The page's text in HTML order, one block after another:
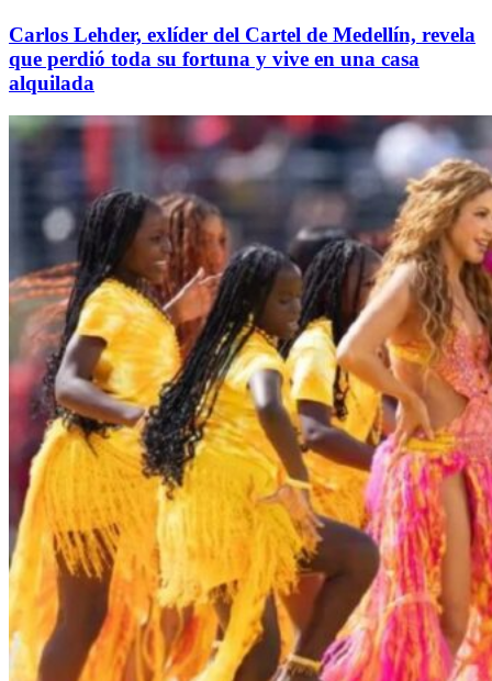
Carlos Lehder, exlíder del Cartel de Medellín, revela
que perdió toda su fortuna y vive en una casa
alquilada